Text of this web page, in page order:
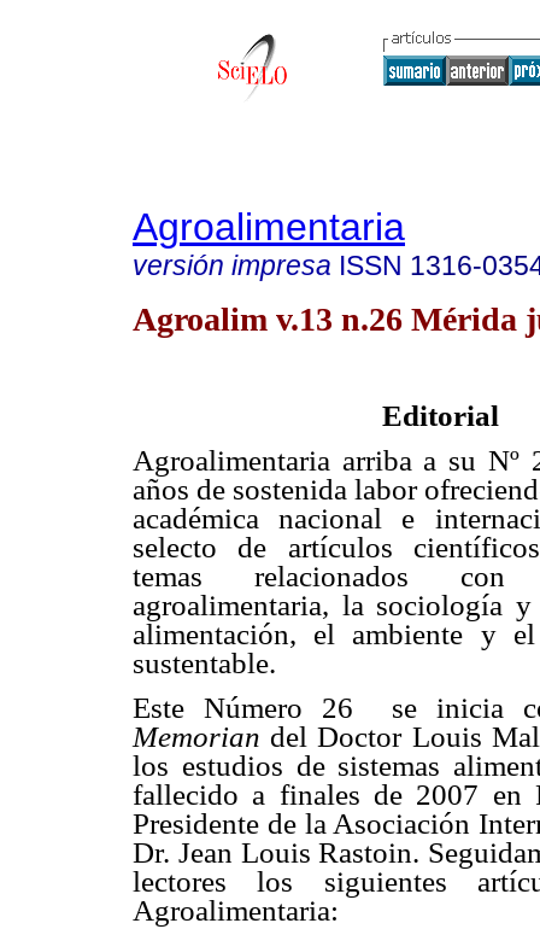
Agroalimentaria
versión impresa ISSN 1316-
Agroalim v.13 n.26 Mérida
Editorial
Agroalimentaria arriba a su Nº
años de sostenida labor
académica nacional e
selecto de artículos
temas relacionados
agroalimentaria, la sociología
alimentación, el ambiente y
sustentable.
Este Número 26 se inicia
Memorian del Doctor Louis
los estudios de sistemas
fallecido a finales de 2007
Presidente de la Asociación
Dr. Jean Louis Rastoin.
lectores los siguientes
Agroalimentaria: